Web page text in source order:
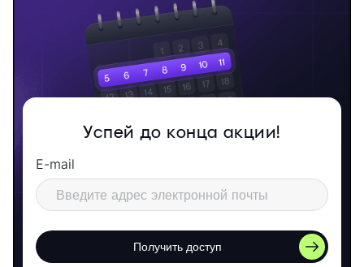
Успей до конца акции!
E-mail
Получить доступ